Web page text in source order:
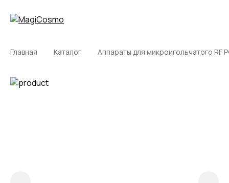
Главная Каталог Аппараты для микроигольчатого RF
Описание